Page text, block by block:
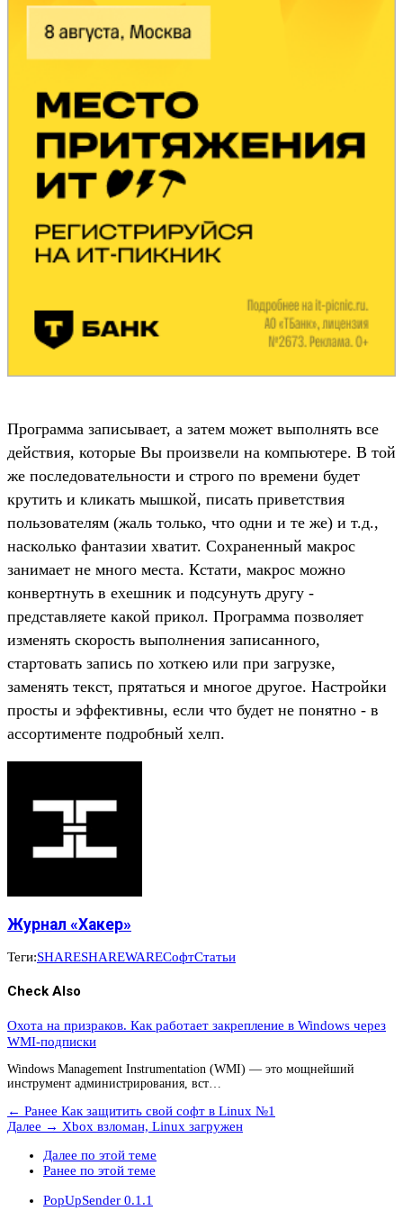
Программа записывает, а затем может выполнять все
действия, которые Вы произвели на компьютере. В той
же последовательности и строго по времени будет
крутить и кликать мышкой, писать приветствия
пользователям (жаль только, что одни и те же) и т.д.,
насколько фантазии хватит. Сохраненный макрос
занимает не много места. Кстати, макрос можно
конвертнуть в exeшник и подсунуть другу -
представляете какой прикол. Программа позволяет
изменять скорость выполнения записанного,
стартовать запись по хоткею или при загрузке,
заменять текст, прятаться и многое другое. Настройки
просты и эффективны, если что будет не понятно - в
ассортименте подробный хелп.
Журнал «Хакер»
Теги:SHARESHAREWAREСофтСтатьи
Check Also
Охота на призраков. Как работает закрепление в Windows через
WMI-подписки
Windows Management Instrumentation (WMI) — это мощнейший
инструмент администрирования, вст…
← Ранее Как защитить свой софт в Linux №1
Далее → Xbox взломан, Linux загружен
Далее по этой теме
Ранее по этой теме
PopUpSender 0.1.1